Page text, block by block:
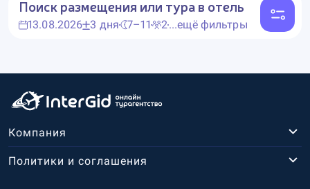
Поиск размещения или тура в отель
13.08.2026 3 дня 7–11 2...ещё фильтры
Компания
Политики и соглашения